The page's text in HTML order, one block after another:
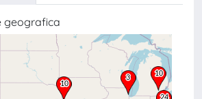
geografica